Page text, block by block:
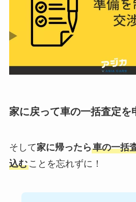
家に戻って車の一括査定を
そして家に帰ったら車の一括
込むことを忘れずに！